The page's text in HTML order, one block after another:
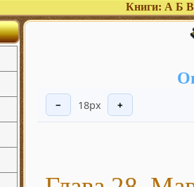
Книги: А Б В
− 18px +